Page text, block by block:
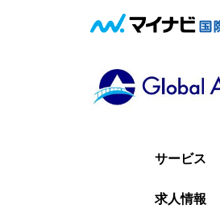
サービス
求人情報